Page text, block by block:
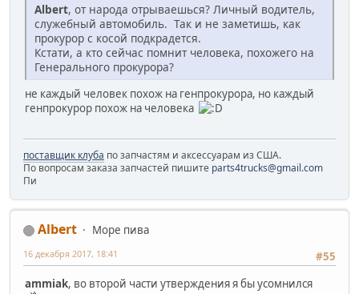
Albert, от народа отрываешься? Личный водитель,
служебный автомобиль. Так и не заметишь, как
прокурор с косой подкрадется.
Кстати, а кто сейчас помнит человека, похожего на
Генерального прокурора?
не каждый человек похож на генпрокурора, но каждый
генпрокурор похож на человека
поставщик клуба по запчастям и аксессуарам из США.
По вопросам заказа запчастей пишите parts4trucks@gmail.com
Пи
Albert
Море пива
#55
16 декабря 2017, 18:41
ammiak, во второй части утверждения я бы усомнился